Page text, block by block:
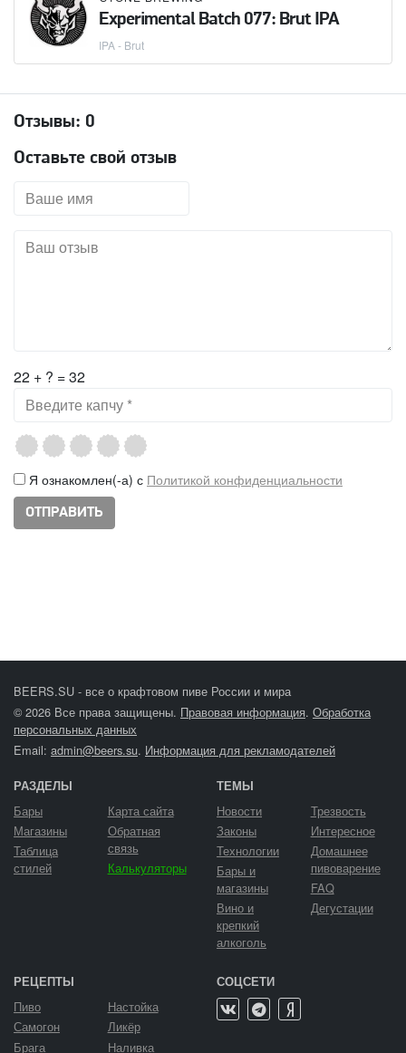
Experimental Batch 077: Brut IPA
IPA - Brut
Отзывы: 0
Оставьте свой отзыв
22 + ? = 32
Я ознакомлен(-а) с Политикой конфиденциальности
BEERS.SU - все о крафтовом пиве России и мира
© 2026 Все права защищены. Правовая информация. Обработка
персональных данных
Email: admin@beers.su. Информация для рекламодателей
РАЗДЕЛЫ
Бары
Магазины
Таблица
стилей
Карта сайта
Обратная
связь
Калькуляторы
ТЕМЫ
Новости
Законы
Технологии
Бары и
магазины
Вино и
крепкий
алкоголь
Трезвость
Интересное
Домашнее
пивоварение
FAQ
Дегустации
РЕЦЕПТЫ
Пиво
Самогон
Брага
Настойка
Ликёр
Наливка
СОЦСЕТИ